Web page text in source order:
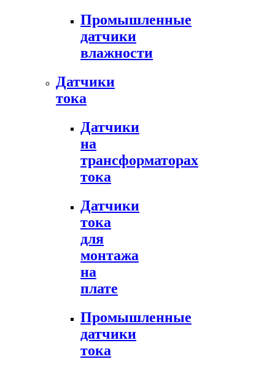
Промышленные
датчики
влажности
Датчики
тока
Датчики
на
трансформаторах
тока
Датчики
тока
для
монтажа
на
плате
Промышленные
датчики
тока